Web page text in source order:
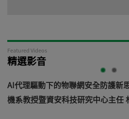
Featured Videos
精選影音
AI代理驅動下的物聯網安全防護新
機系教授暨資安科技研究中心主任